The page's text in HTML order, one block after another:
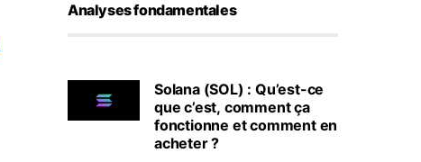
Analyses fondamentales
Solana (SOL) : Qu’est-ce
que c’est, comment ça
fonctionne et comment en
acheter ?